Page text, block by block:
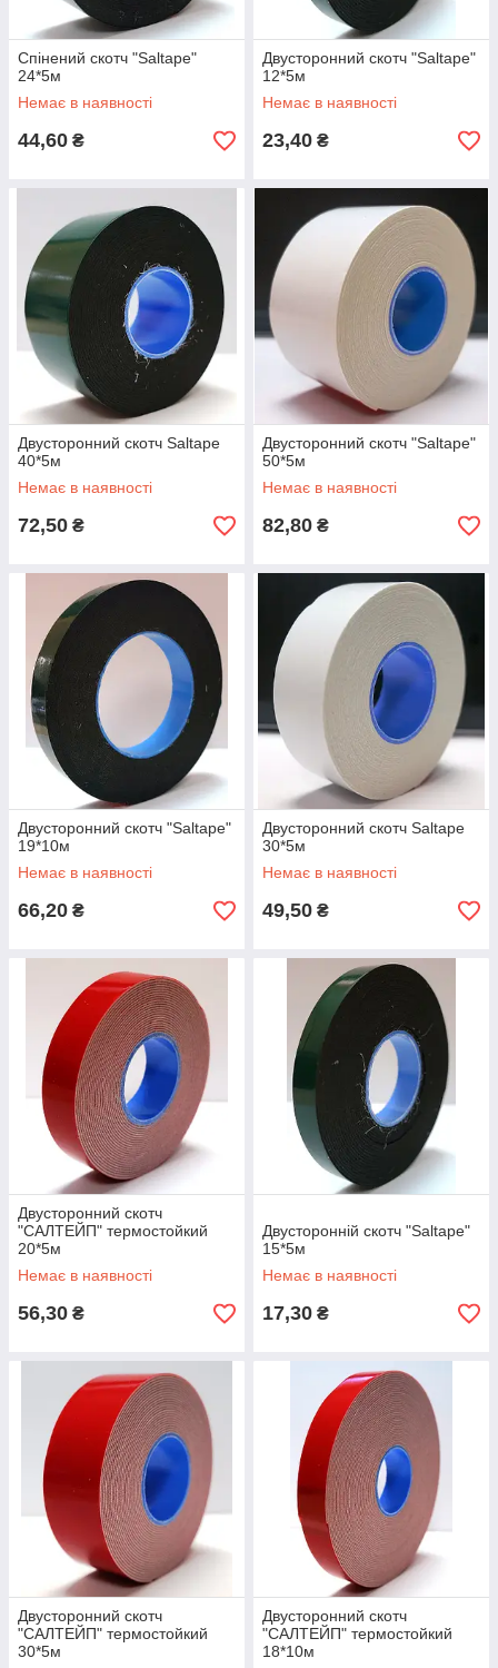
Спінений скотч "Saltape"
24*5м
Немає в наявності
44,60 ₴
Двусторонний скотч "Saltape"
12*5м
Немає в наявності
23,40 ₴
Двусторонний скотч Saltape
40*5м
Немає в наявності
72,50 ₴
Двусторонний скотч "Saltape"
50*5м
Немає в наявності
82,80 ₴
Двусторонний скотч "Saltape"
19*10м
Немає в наявності
66,20 ₴
Двусторонний скотч Saltape
30*5м
Немає в наявності
49,50 ₴
Двусторонний скотч
"САЛТЕЙП" термостойкий
20*5м
Немає в наявності
56,30 ₴
Двусторонній скотч "Saltape"
15*5м
Немає в наявності
17,30 ₴
Двусторонний скотч
"САЛТЕЙП" термостойкий
30*5м
Двусторонний скотч
"САЛТЕЙП" термостойкий
18*10м